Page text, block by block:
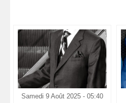
Samedi 9 Août 2025 - 05:40